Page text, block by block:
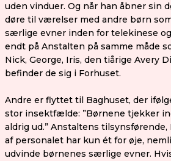
uden vinduer. Og når han åbner sin
døre til værelser med andre børn
særlige evner inden for telekinese
endt på Anstalten på samme måde
Nick, George, Iris, den tiårige Avery
befinder de sig i Forhuset.
Andre er flyttet til Baghuset, der
stor insektfælde: ”Børnene tjekker
aldrig ud.” Anstaltens tilsynsførende,
af personalet har kun ét for øje,
udvinde børnenes særlige evner.